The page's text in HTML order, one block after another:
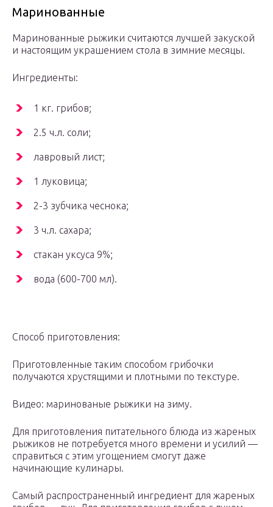
Маринованные
Маринованные рыжики считаются лучшей закуской
и настоящим украшением стола в зимние месяцы.
Ингредиенты:
1 кг. грибов;
2.5 ч.л. соли;
лавровый лист;
1 луковица;
2-3 зубчика чеснока;
3 ч.л. сахара;
стакан уксуса 9%;
вода (600-700 мл).
Способ приготовления:
Приготовленные таким способом грибочки
получаются хрустящими и плотными по текстуре.
Видео: маринованые рыжики на зиму.
Для приготовления питательного блюда из жареных
рыжиков не потребуется много времени и усилий —
справиться с этим угощением смогут даже
начинающие кулинары.
Самый распространенный ингредиент для жареных